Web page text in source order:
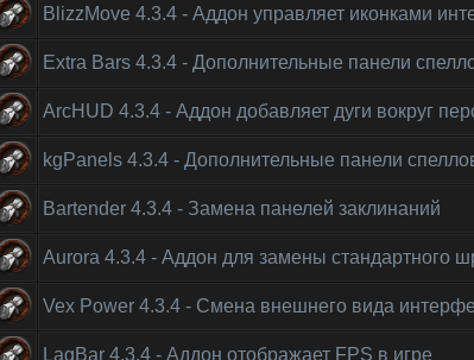
BlizzMove 4.3.4 - Аддон управляет иконками
Extra Bars 4.3.4 - Дополнительные панели
ArcHUD 4.3.4 - Аддон добавляет дуги вокруг
kgPanels 4.3.4 - Дополнительные панели
Bartender 4.3.4 - Замена панелей заклинаний
Aurora 4.3.4 - Аддон для замены стандартного
Vex Power 4.3.4 - Смена внешнего вида
LagBar 4.3.4 - Аддон отображает FPS в игре